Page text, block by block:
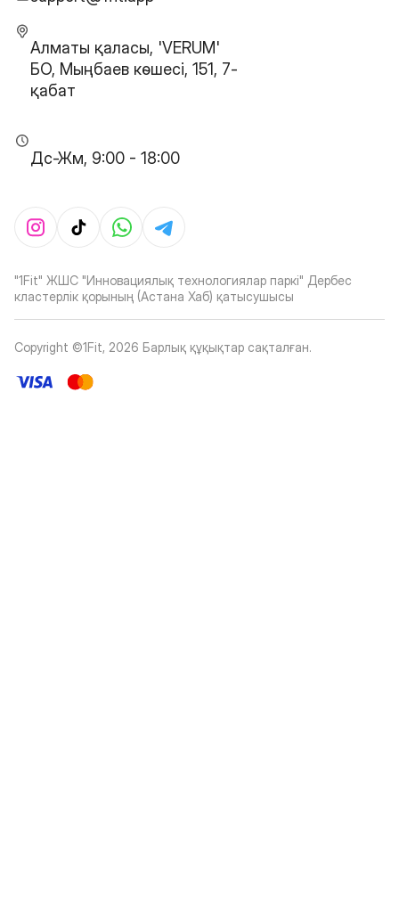
Алматы қаласы, 'VERUM'
БО, Мыңбаев көшесі, 151, 7-
қабат
Дс-Жм, 9:00 - 18:00
"1Fit" ЖШС "Инновациялық технологиялар паркі" Дербес
кластерлік қорының (Астана Хаб) қатысушысы
Copyright ©1Fit, 2026 Барлық құқықтар сақталған.